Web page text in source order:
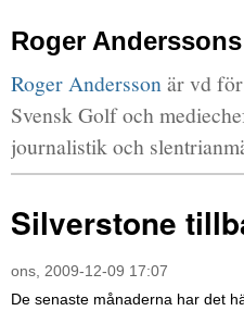
Roger
Roger Anderssonär vd
Svensk Golf och
journalistik och
Silverstone
ons, 2009-12-09 17:07
De senaste månaderna har det